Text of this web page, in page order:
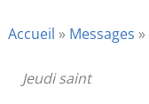
Accueil » Messages »
Jeudi saint